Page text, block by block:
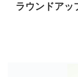
ラウンドアッ